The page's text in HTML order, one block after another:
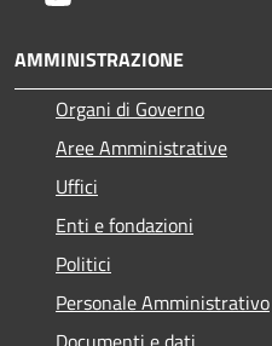
AMMINISTRAZIONE
Organi di Governo
Aree Amministrative
Uffici
Enti e fondazioni
Politici
Personale Amministrativo